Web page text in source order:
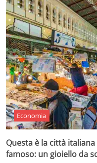
Economia
Questa è la città
famoso: un gioiello da